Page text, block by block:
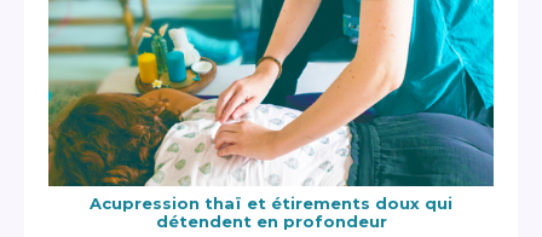
Acupression thaï et étirements doux qui
détendent en profondeur